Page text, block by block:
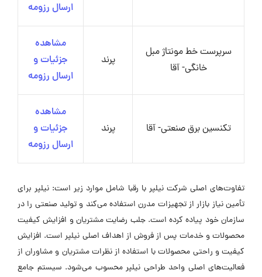
ارسال رزومه
سرپرست خط مونتاژ مبل
خانگی- آقا
پرند
مشاهده
جزئیات و
ارسال رزومه
تکنسین برق صنعتی- آقا پرند
مشاهده
جزئیات و
ارسال رزومه
تفاوت‌های اصلی شرکت نیلپر با رقبا شامل موارد زیر است: نیلپر برای
تأمین نیاز بازار از تجهیزات مدرن استفاده می‌کند و تولید صنعتی را در
سازمان خود پیاده کرده است. جلب رضایت مشتریان و افزایش کیفیت
محصولات و خدمات پس از فروش از اهداف اصلی نیلپر است. افزایش
کیفیت و راحتی محصولات با استفاده از نظرات مشتریان و مشاوران از
فعالیت‌های اصلی واحد طراحی نیلپر محسوب می‌شود. سیستم جامع